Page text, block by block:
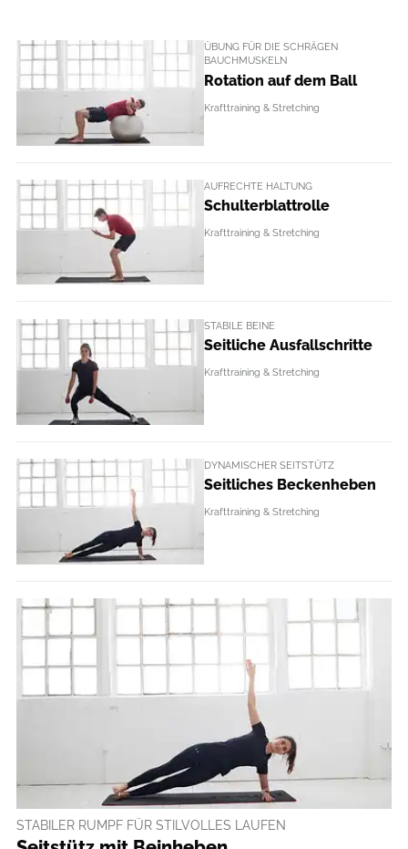
ÜBUNG FÜR DIE SCHRÄGEN
BAUCHMUSKELN
Rotation auf dem Ball
Krafttraining & Stretching
AUFRECHTE HALTUNG
Schulterblattrolle
Krafttraining & Stretching
STABILE BEINE
Seitliche Ausfallschritte
Krafttraining & Stretching
DYNAMISCHER SEITSTÜTZ
Seitliches Beckenheben
Krafttraining & Stretching
STABILER RUMPF FÜR STILVOLLES LAUFEN